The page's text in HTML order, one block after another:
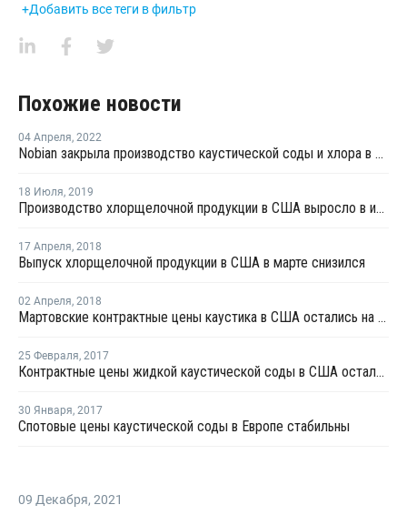
+Добавить все теги в фильтр
Похожие новости
04 Апреля, 2022
Nobian закрыла производство каустической соды и хлора в Нидерландах
18 Июля, 2019
Производство хлорщелочной продукции в США выросло в июне
17 Апреля, 2018
Выпуск хлорщелочной продукции в США в марте снизился
02 Апреля, 2018
Мартовские контрактные цены каустика в США остались на уровне февраля
25 Февраля, 2017
Контрактные цены жидкой каустической соды в США остались неизменными в феврале
30 Января, 2017
Спотовые цены каустической соды в Европе стабильны
09 Декабря, 2021